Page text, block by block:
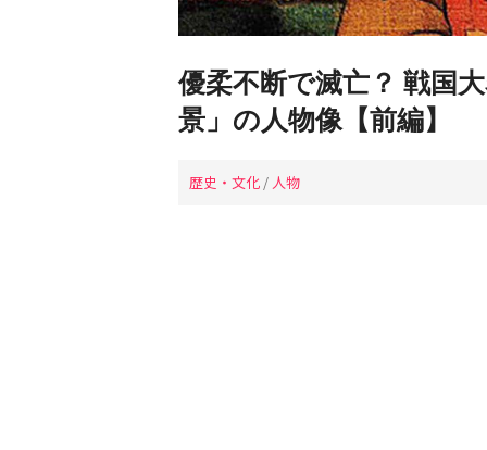
優柔不断で滅亡？ 戦国
景」の人物像【前編】
歴史・文化 / 人物